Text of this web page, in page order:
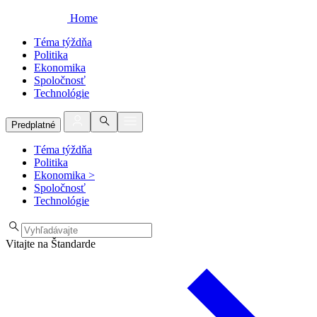
Home
Téma týždňa
Politika
Ekonomika
Spoločnosť
Technológie
Predplatné
Téma týždňa
Politika
Ekonomika >
Spoločnosť
Technológie
Vitajte na Štandarde